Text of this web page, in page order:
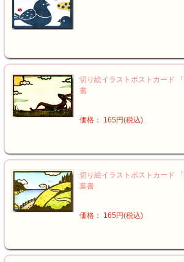
切り絵イラストポストカード
書
価格： 165円(税込)
切り絵イラストポストカード
葉書
価格： 165円(税込)